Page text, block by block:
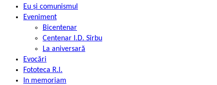
Eu și comunismul
Eveniment
Bicentenar
Centenar I.D. Sîrbu
La aniversară
Evocări
Fototeca R.l.
In memoriam